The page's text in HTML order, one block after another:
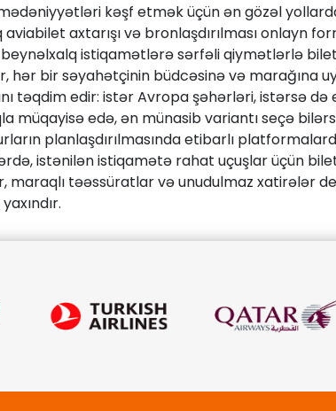
kəşf etmək üçün ən gözəl
aviabilet axtarışı və bronlaşdırılması onlayn
istiqamətlərə sərfəli qiymətlərlə
bir səyahətçinin büdcəsinə və marağına
təqdim edir: istər Avropa şəhərləri, istərsə
edə, ən münasib variantı seçə
planlaşdırılmasında etibarlı
istənilən istiqamətə rahat uçuşlar üçün
təəssüratlar və unudulmaz xatirələr